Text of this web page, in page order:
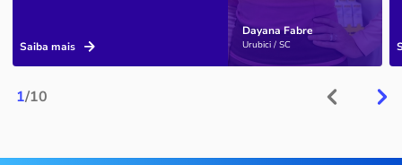
1/10
Dayana Fabre
Urubici / SC
Saiba mais